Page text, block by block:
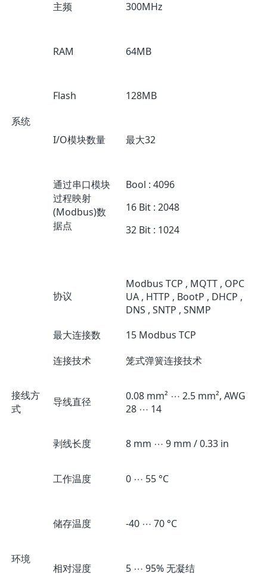
系统
主频 300MHz
RAM 64MB
Flash 128MB
I/O模块数量 最大32
通过串口模块
过程映射
(Modbus)数
据点
Bool : 4096
16 Bit : 2048
32 Bit : 1024
协议
Modbus TCP , MQTT , OPC
UA , HTTP , BootP , DHCP ,
DNS , SNTP , SNMP
最大连接数
15 Modbus TCP
接线方
式
连接技术 笼式弹簧连接技术
导线直径
0.08 mm² ⋯ 2.5 mm², AWG
28 ⋯ 14
剥线长度 8 mm ⋯ 9 mm / 0.33 in
环境
工作温度 0 ⋯ 55 °C
储存温度 -40 ⋯ 70 °C
相对湿度 5 ⋯ 95% 无凝结